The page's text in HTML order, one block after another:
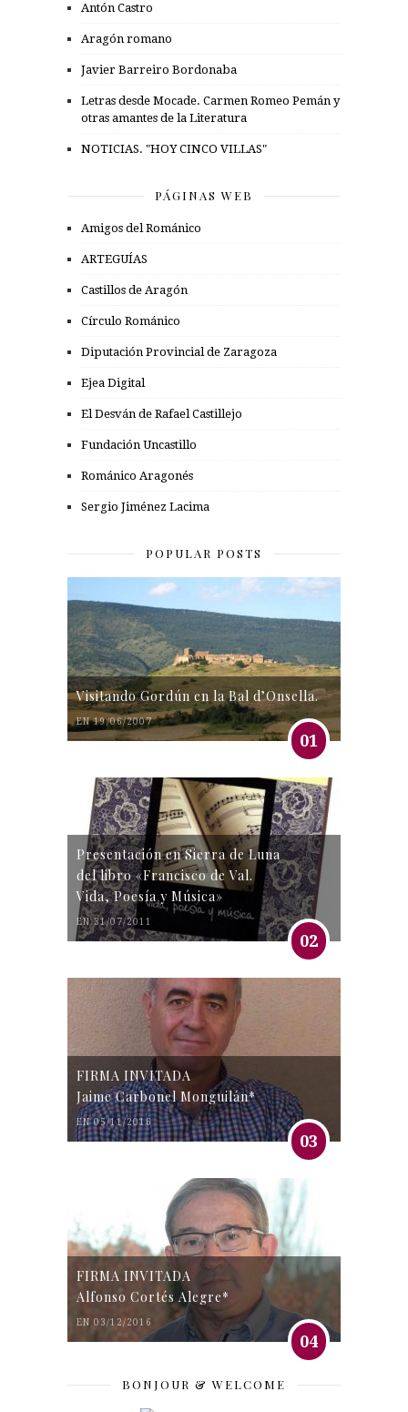
Antón Castro
Aragón romano
Javier Barreiro Bordonaba
Letras desde Mocade. Carmen Romeo Pemán y
otras amantes de la Literatura
NOTICIAS. "HOY CINCO VILLAS"
PÁGINAS WEB
Amigos del Románico
ARTEGUÍAS
Castillos de Aragón
Círculo Románico
Diputación Provincial de Zaragoza
Ejea Digital
El Desván de Rafael Castillejo
Fundación Uncastillo
Románico Aragonés
Sergio Jiménez Lacima
POPULAR POSTS
Visitando Gordún en la Bal d’Onsella.
EN 19/06/2007
01
Presentación en Sierra de Luna
del libro «Francisco de Val.
Vida, Poesía y Música»
EN 31/07/2011
02
FIRMA INVITADA
Jaime Carbonel Monguilán*
EN 05/11/2016
03
FIRMA INVITADA
Alfonso Cortés Alegre*
EN 03/12/2016
04
BONJOUR & WELCOME